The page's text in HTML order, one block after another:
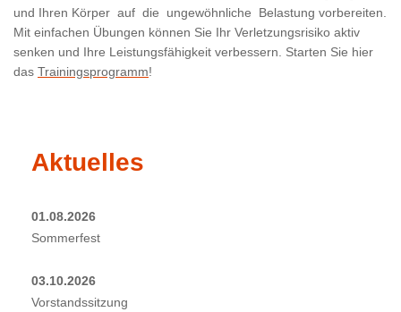
und Ihren Körper auf die ungewöhnliche Belastung vorbereiten.
Mit einfachen Übungen können Sie Ihr Verletzungsrisiko aktiv
senken und Ihre Leistungsfähigkeit verbessern. Starten Sie hier
das Trainingsprogramm!
Aktuelles
01.08.2026
Sommerfest
03.10.2026
Vorstandssitzung